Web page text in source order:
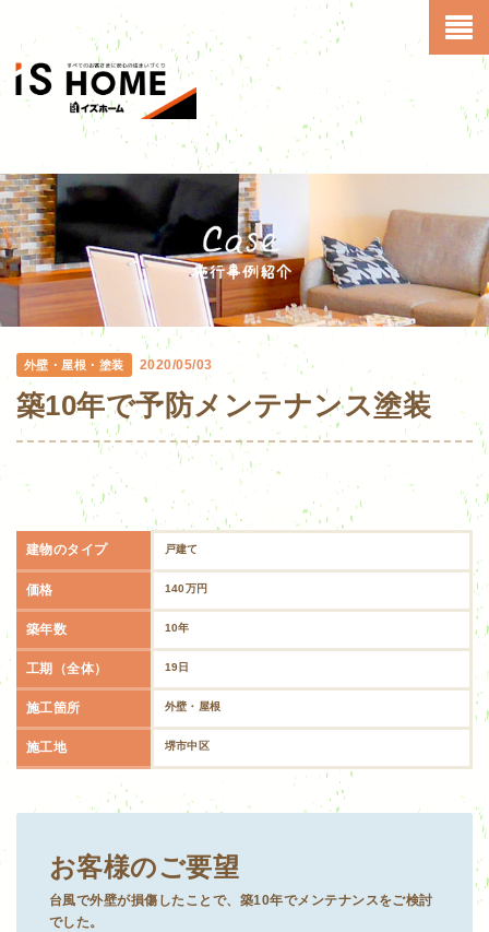
外壁・屋根・塗装 2020/05/03
築10年で予防メンテナンス塗装
建物のタイプ 戸建て
価格 140万円
築年数 10年
工期（全体） 19日
施工箇所 外壁・屋根
施工地 堺市中区
お客様のご要望
台風で外壁が損傷したことで、築10年でメンテナンスをご検討
でした。